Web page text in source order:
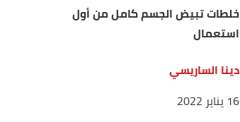
خلطات تبيض الجسم كامل من أول
استعمال
دينا الساريسي
16 يناير 2022